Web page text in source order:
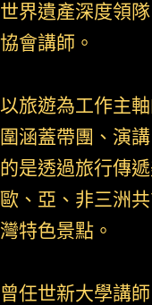
世界遺產深度領
協會講師。
以旅遊為工作主
圍涵蓋帶團、演
的是透過旅行傳
歐、亞、非三洲
灣特色景點。
曾任世新大學講